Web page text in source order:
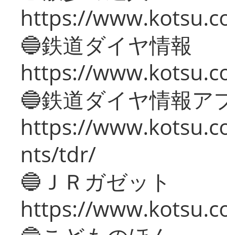
https://
🔵鉄道ダイヤ情報
https://
🔵鉄道ダイヤ情報ア
https://
nts/tdr/
🔵ＪＲガゼット
https://